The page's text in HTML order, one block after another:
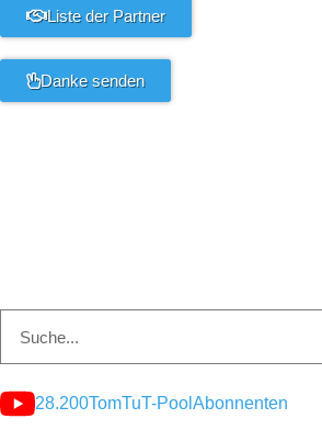
Liste der Partner
Danke senden
28.200TomTuT-Pool Abonnenten